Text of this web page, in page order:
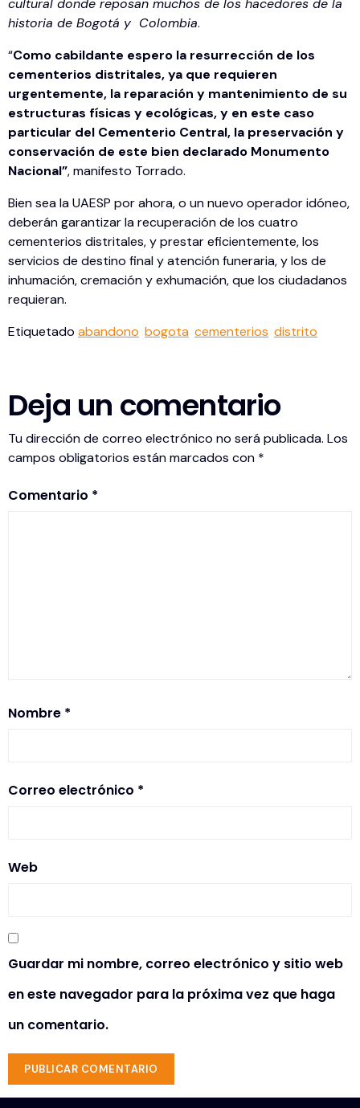
cultural donde reposan muchos de los hacedores de la
historia de Bogotá y Colombia.
“Como cabildante espero la resurrección de los
cementerios distritales, ya que requieren
urgentemente, la reparación y mantenimiento de su
estructuras físicas y ecológicas, y en este caso
particular del Cementerio Central, la preservación y
conservación de este bien declarado Monumento
Nacional”, manifesto Torrado.
Bien sea la UAESP por ahora, o un nuevo operador idóneo,
deberán garantizar la recuperación de los cuatro
cementerios distritales, y prestar eficientemente, los
servicios de destino final y atención funeraria, y los de
inhumación, cremación y exhumación, que los ciudadanos
requieran.
Etiquetado abandono bogota cementerios distrito
Deja un comentario
Tu dirección de correo electrónico no será publicada. Los
campos obligatorios están marcados con *
Comentario *
Nombre *
Correo electrónico *
Web
Guardar mi nombre, correo electrónico y sitio web
en este navegador para la próxima vez que haga
un comentario.